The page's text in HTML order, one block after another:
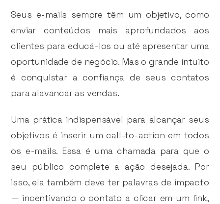
Seus e-mails sempre têm um objetivo, como
enviar conteúdos mais aprofundados aos
clientes para educá-los ou até apresentar uma
oportunidade de negócio. Mas o grande intuito
é conquistar a confiança de seus contatos
para alavancar as vendas.
Uma prática indispensável para alcançar seus
objetivos é inserir um call-to-action em todos
os e-mails. Essa é uma chamada para que o
seu público complete a ação desejada. Por
isso, ela também deve ter palavras de impacto
— incentivando o contato a clicar em um link,